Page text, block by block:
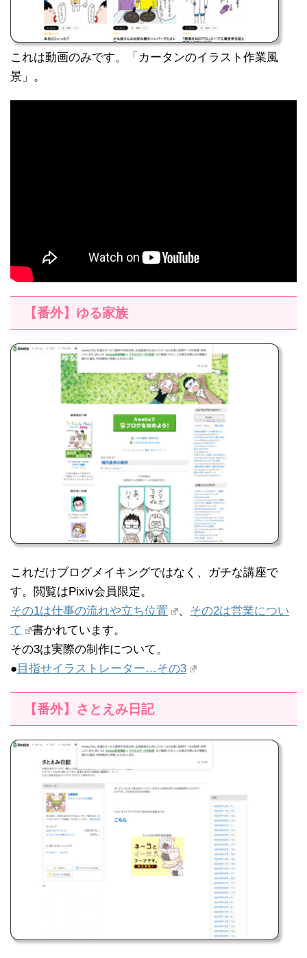
これは動画のみです。「カータンのイラスト作業風
景」。
【番外】ゆる家族
これだけブログメイキングではなく、ガチな講座で
す。閲覧はPixiv会員限定。
その1は仕事の流れや立ち位置
、 その2は営業につい
て
書かれています。
その3は実際の制作について。
● 目指せイラストレーター…その3
【番外】さとえみ日記